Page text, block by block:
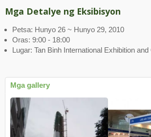
Mga Detalye ng Eksibisyon
Petsa: Hunyo 26 ~ Hunyo 29, 2010
Oras: 9:00 - 18:00
Lugar: Tan Binh International Exhibition
Mga gallery